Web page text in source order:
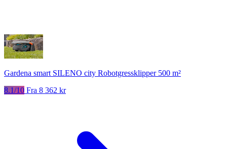
Gardena smart SILENO city Robotgressklipper 500 m²
8.1/10 Fra 8 362 kr